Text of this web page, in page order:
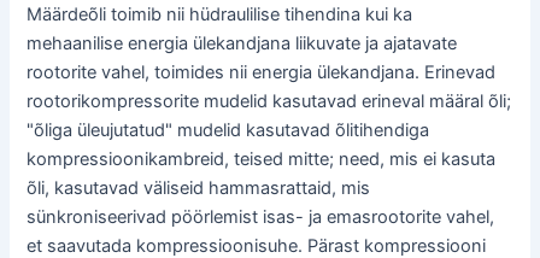
Määrdeõli toimib nii hüdraulilise tihendina kui ka
mehaanilise energia ülekandjana liikuvate ja ajatavate
rootorite vahel, toimides nii energia ülekandjana. Erinevad
rootorikompressorite mudelid kasutavad erineval määral õli;
"õliga üleujutatud" mudelid kasutavad õlitihendiga
kompressioonikambreid, teised mitte; need, mis ei kasuta
õli, kasutavad väliseid hammasrattaid, mis
sünkroniseerivad pöörlemist isas- ja emasrootorite vahel,
et saavutada kompressioonisuhe. Pärast kompressiooni